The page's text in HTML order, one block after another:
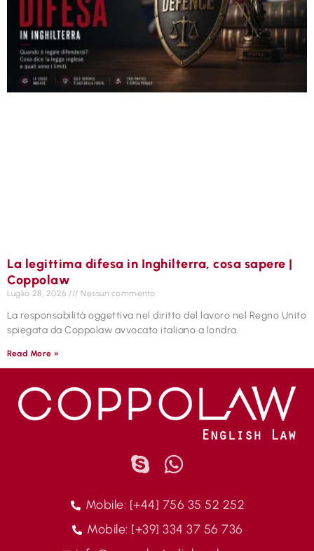
La legittima difesa in Inghilterra, cosa sapere |
Coppolaw
Luglio 28, 2026 Nessun commento
La responsabilità oggettiva nel diritto del lavoro nel Regno Unito
spiegata da Coppolaw avvocato italiano a londra.
Read More »
Mobile: [+44] 756 35 52 252
Mobile: [+39] 334 37 56 736